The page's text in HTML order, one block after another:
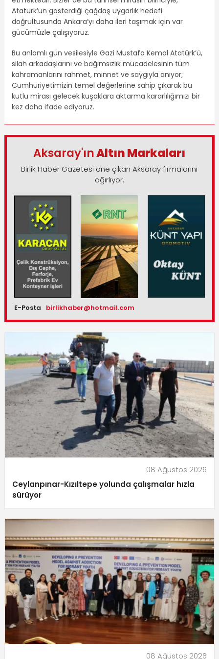
Atatürk’ün gösterdiği çağdaş uygarlık hedefi
doğrultusunda Ankara’yı daha ileri taşımak için var
gücümüzle çalışıyoruz.
Bu anlamlı gün vesilesiyle Gazi Mustafa Kemal Atatürk’ü,
silah arkadaşlarını ve bağımsızlık mücadelesinin tüm
kahramanlarını rahmet, minnet ve saygıyla anıyor;
Cumhuriyetimizin temel değerlerine sahip çıkarak bu
kutlu mirası gelecek kuşaklara aktarma kararlılığımızı bir
kez daha ifade ediyoruz.
Aksaray'ınAltın Markaları
Birlik Haber Gazetesi öne çıkan Aksaray firmalarını
ağırlıyor.
E-Posta birlikhaber@hotmail.com
08 Ağustos 2026
Ceylanpınar-Kızıltepe yolunda çalışmalar hızla
sürüyor
08 Ağustos 2026